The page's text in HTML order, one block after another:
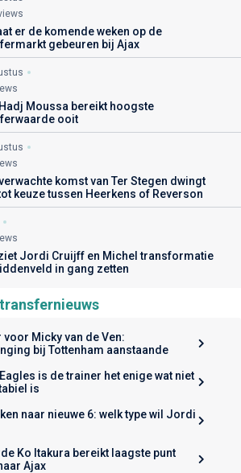
er de komende weken op de
gebeuren bij Ajax
Moussa bereikt hoogste
ooit
komst van Ter Stegen dwingt
keuze tussen Heerkens of Reverson
Jordi Cruijff en Michel transformatie
in gang zetten
voor Micky van de Ven:
bij Tottenham aanstaande
is de trainer het enige wat niet
is
naar nieuwe 6: welk type wil Jordi
Ko Itakura bereikt laagste punt
Ajax